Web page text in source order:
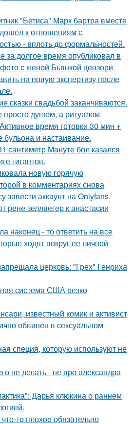
"Бетиса" Марк бартра вместе
к отношениям с
- вплоть до формальностей.
за долгое время опубликовал в
с женой Бьянкой цензори.
на новую экспертизу после
сказки свадьбой заканчиваются.
просто душем, а ритуалом.
время готовки 30 мин +
и настаивание.
сантиметр Мануте бол казался
гигантов.
новую горячую
в комментариях снова
завести аккаунт на Onlyfans.
рене зеллвегер к анастасии
наконец - то ответить на все
ходят вокруг ее личной
церковь: "Грех" Генриха
система США резко
известный комик и активист
обвинён в сексуальном
специя, которую используют не
не делать - не про александра
Дарья клюкина о раннем
то плохое обязательно